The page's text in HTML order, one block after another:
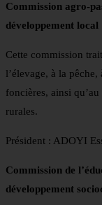
Commission agro-
développement local
Cette commission
l’élevage, à la
foncières, ainsi
rurales.
Président : ADOYI
Commission de
développement